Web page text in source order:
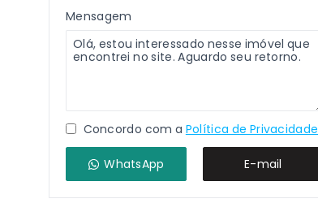
Mensagem
Concordo com a Política de Privacidade
WhatsApp E-mail